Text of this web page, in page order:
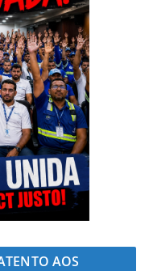
AOS